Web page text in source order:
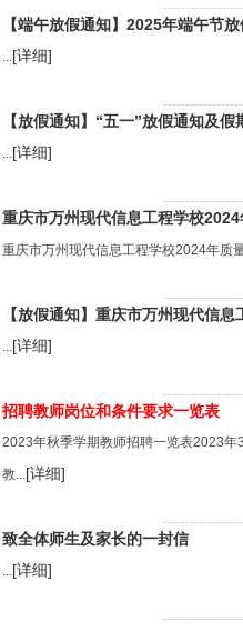
【端午放假通知】2025年端午节
...[详细]
【放假通知】“五一”放假通知及假
...[详细]
重庆市万州现代信息工程学校
重庆市万州现代信息工程学校2024年质
【放假通知】重庆市万州现代信
...[详细]
招聘教师岗位和条件要求一览表
2023年秋季学期教师招聘一览表2023
教...[详细]
致全体师生及家长的一封信
...[详细]